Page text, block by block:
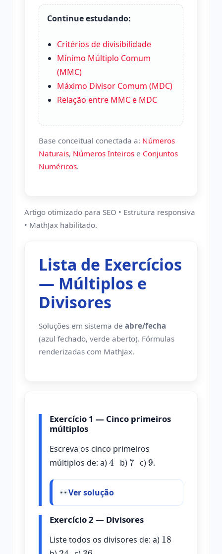
Continue estudando:
Critérios de divisibilidade
Mínimo Múltiplo Comum
(MMC)
Máximo Divisor Comum (MDC)
Relação entre MMC e MDC
Base conceitual conectada a: Números
Naturais, Números Inteiros e Conjuntos
Numéricos.
Artigo otimizado para SEO • Estrutura responsiva
• MathJax habilitado.
Lista de Exercícios
— Múltiplos e
Divisores
Soluções em sistema de abre/fecha
(azul fechado, verde aberto). Fórmulas
renderizadas com MathJax.
Exercício 1 — Cinco primeiros
múltiplos
Escreva os cinco primeiros
múltiplos de: a)
4
b)
7
c)
9
.
Ver solução
Exercício 2 — Divisores
Liste todos os divisores de: a)
24 36